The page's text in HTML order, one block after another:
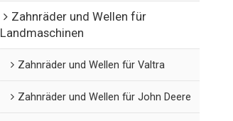
Zahnräder und Wellen für
Landmaschinen
Zahnräder und Wellen für Valtra
Zahnräder und Wellen für John Deere